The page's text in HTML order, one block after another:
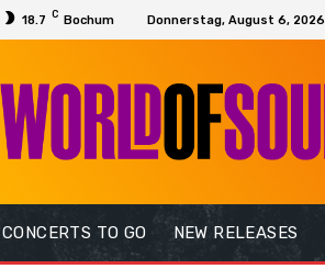
18.7 C Bochum Donnerstag, August 6, 2026
CONCERTS TO GO NEW RELEASES